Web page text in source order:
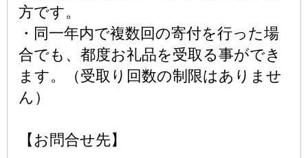
方です。
・同一年内で複数回の寄付を行った場
合でも、都度お礼品を受取る事ができ
ます。（受取り回数の制限はありませ
ん）
【お問合せ先】